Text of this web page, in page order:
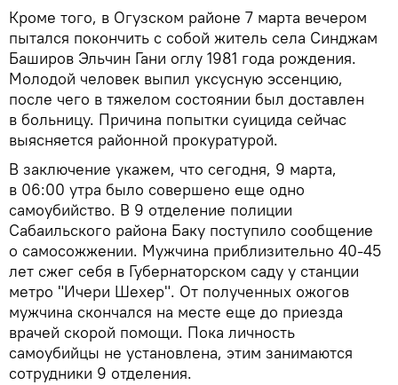
Кроме того, в Огузском районе 7 марта вечером
пытался покончить с собой житель села Синджам
Баширов Эльчин Гани оглу 1981 года рождения.
Молодой человек выпил уксусную эссенцию,
после чего в тяжелом состоянии был доставлен
в больницу. Причина попытки суицида сейчас
выясняется районной прокуратурой.
В заключение укажем, что сегодня, 9 марта,
в 06:00 утра было совершено еще одно
самоубийство. В 9 отделение полиции
Сабаильского района Баку поступило сообщение
о самосожжении. Мужчина приблизительно 40-45
лет сжег себя в Губернаторском саду у станции
метро "Ичери Шехер". От полученных ожогов
мужчина скончался на месте еще до приезда
врачей скорой помощи. Пока личность
самоубийцы не установлена, этим занимаются
сотрудники 9 отделения.